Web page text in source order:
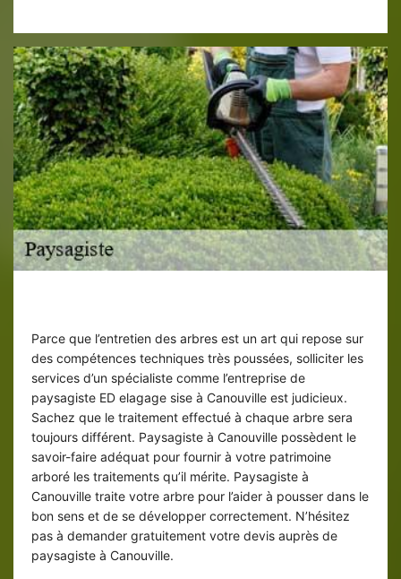
Parce que l’entretien des arbres est un art qui repose sur
des compétences techniques très poussées, solliciter les
services d’un spécialiste comme l’entreprise de
paysagiste ED elagage sise à Canouville est judicieux.
Sachez que le traitement effectué à chaque arbre sera
toujours différent. Paysagiste à Canouville possèdent le
savoir-faire adéquat pour fournir à votre patrimoine
arboré les traitements qu’il mérite. Paysagiste à
Canouville traite votre arbre pour l’aider à pousser dans le
bon sens et de se développer correctement. N’hésitez
pas à demander gratuitement votre devis auprès de
paysagiste à Canouville.